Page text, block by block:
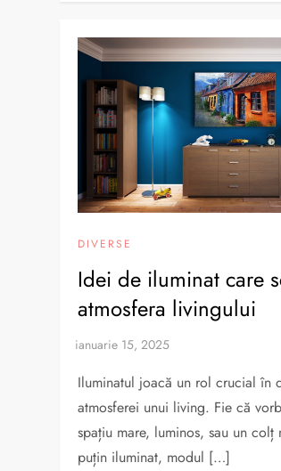
DIVERSE
Idei de iluminat care
atmosfera livingului
Iluminatul joacă un rol crucial în
atmosferei unui living. Fie că
spațiu mare, luminos, sau un colț
puțin iluminat, modul […]